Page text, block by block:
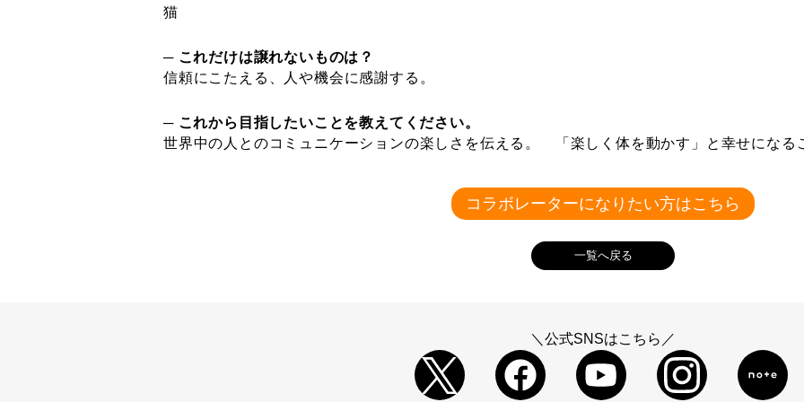
猫
─ これだけは譲れないものは？
信頼にこたえる、人や機会に感謝する。
─ これから目指したいことを教えてください。
世界中の人とのコミュニケーションの楽しさを伝える。 「楽しく体を動かす」と幸せになる
コラボレーターになりたい方はこちら
一覧へ戻る
＼公式SNSはこちら／